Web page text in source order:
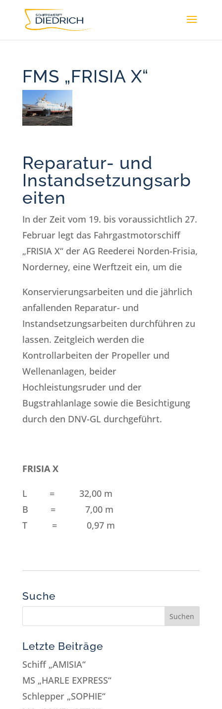
FMS „FRISIA X“
Reparatur- und
Instandsetzungsarb
eiten
In der Zeit vom 19. bis voraussichtlich 27.
Februar legt das Fahrgastmotorschiff
„FRISIA X“ der AG Reederei Norden-Frisia,
Norderney, eine Werftzeit ein, um die
Konservierungsarbeiten und die jährlich
anfallenden Reparatur- und
Instandsetzungsarbeiten durchführen zu
lassen. Zeitgleich werden die
Kontrollarbeiten der Propeller und
Wellenanlagen, beider
Hochleistungsruder und der
Bugstrahlanlage sowie die Besichtigung
durch den DNV-GL durchgeführt.
FRISIA X
L = 32,00 m
B = 7,00 m
T = 0,97 m
Suche
Letzte Beiträge
Schiff „AMISIA“
MS „HARLE EXPRESS“
Schlepper „SOPHIE“